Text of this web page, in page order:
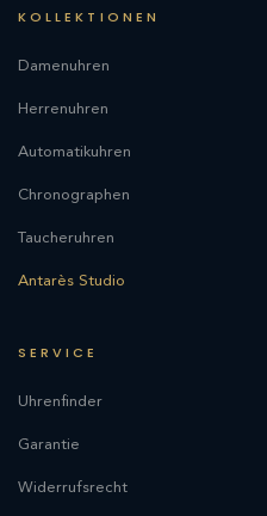
KOLLEKTIONEN
Damenuhren
Herrenuhren
Automatikuhren
Chronographen
Taucheruhren
Antarès Studio
SERVICE
Uhrenfinder
Garantie
Widerrufsrecht